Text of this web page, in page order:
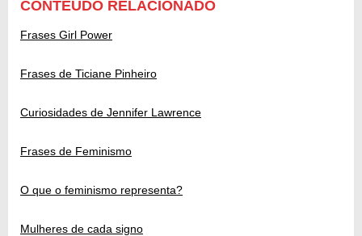
CONTEÚDO RELACIONADO
Frases Girl Power
Frases de Ticiane Pinheiro
Curiosidades de Jennifer Lawrence
Frases de Feminismo
O que o feminismo representa?
Mulheres de cada signo